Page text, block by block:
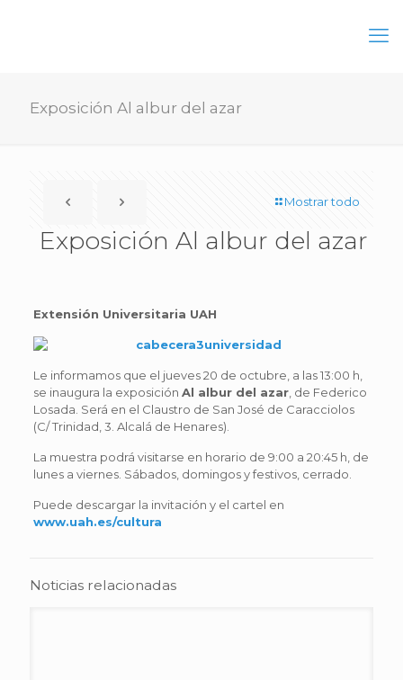
Exposición Al albur del azar
Mostrar todo
Exposición Al albur del azar
Extensión Universitaria UAH
Le informamos que el jueves 20 de octubre, a las 13:00 h,
se inaugura la exposición Al albur del azar, de Federico
Losada. Será en el Claustro de San José de Caracciolos
(C/ Trinidad, 3. Alcalá de Henares).
La muestra podrá visitarse en horario de 9:00 a 20:45 h, de
lunes a viernes. Sábados, domingos y festivos, cerrado.
Puede descargar la invitación y el cartel en
www.uah.es/cultura
Noticias relacionadas